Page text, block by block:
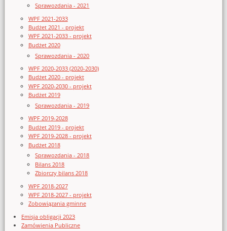
Sprawozdania - 2021
WPF 2021-2033
Budżet 2021 - projekt
WPF 2021-2033 - projekt
Budżet 2020
Sprawozdania - 2020
WPF 2020-2033 (2020-2030)
Budżet 2020 - projekt
WPF 2020-2030 - projekt
Budżet 2019
Sprawozdania - 2019
WPF 2019-2028
Budżet 2019 - projekt
WPF 2019-2028 - projekt
Budżet 2018
Sprawozdania - 2018
Bilans 2018
Zbiorczy bilans 2018
WPF 2018-2027
WPF 2018-2027 - projekt
Zobowiązania gminne
Emisja obligacji 2023
Zamówienia Publiczne